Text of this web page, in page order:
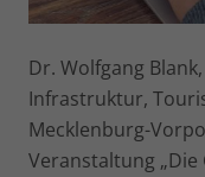
Dr. Wolfgang
Infrastruktur,
Mecklenburg-
Veranstaltung „Die